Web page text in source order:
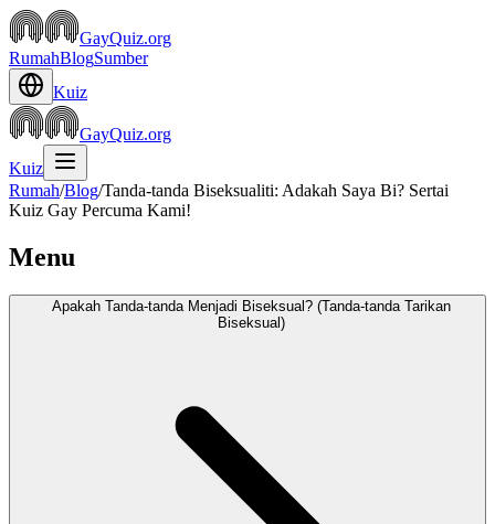
GayQuiz.org
RumahBlogSumber
Kuiz
GayQuiz.org
Kuiz
Rumah/Blog/Tanda-tanda Biseksualiti: Adakah Saya Bi? Sertai
Kuiz Gay Percuma Kami!
Menu
Apakah Tanda-tanda Menjadi Biseksual? (Tanda-tanda Tarikan
Biseksual)